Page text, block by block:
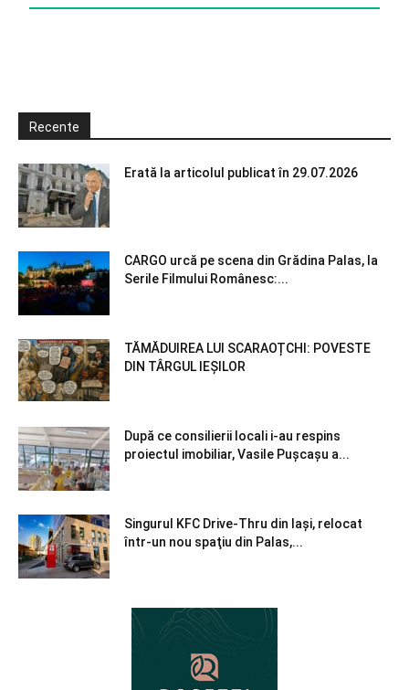
Recente
Erată la articolul publicat în 29.07.2026
CARGO urcă pe scena din Grădina Palas, la
Serile Filmului Românesc:...
TĂMĂDUIREA LUI SCARAOȚCHI: POVESTE
DIN TÂRGUL IEȘILOR
După ce consilierii locali i-au respins
proiectul imobiliar, Vasile Pușcașu a...
Singurul KFC Drive-Thru din Iași, relocat
într-un nou spaţiu din Palas,...